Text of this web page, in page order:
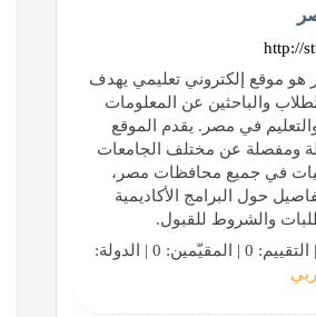
http://
موقع إلكتروني تعليمي يهدف
والباحثين عن المعلومات
في مصر. يقدم الموقع
ومفصلة عن مختلف الجامعات
في جميع محافظات مصر،
حول البرامج الأكاديمية
والشروط للقبول.